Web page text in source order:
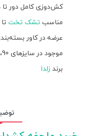
کش‌دوزی کامل دور تا
مناسب تشک تخت تا
عرضه در کاور
موجود در سایزهای 90، 120، 160 و 180 سانتی‌متر
برندزلدا